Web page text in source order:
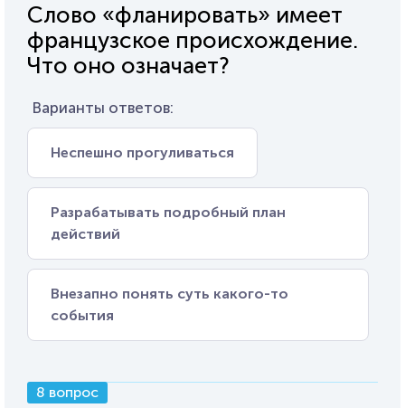
Слово «фланировать» имеет
французское происхождение.
Что оно означает?
Варианты ответов:
Неспешно прогуливаться
Разрабатывать подробный план
действий
Внезапно понять суть какого-то
события
8 вопрос